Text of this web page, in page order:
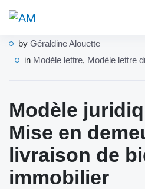
by Géraldine Alouette
in Modèle lettre, Modèle lettre
Modèle
Mise en
livraison de
immobilier